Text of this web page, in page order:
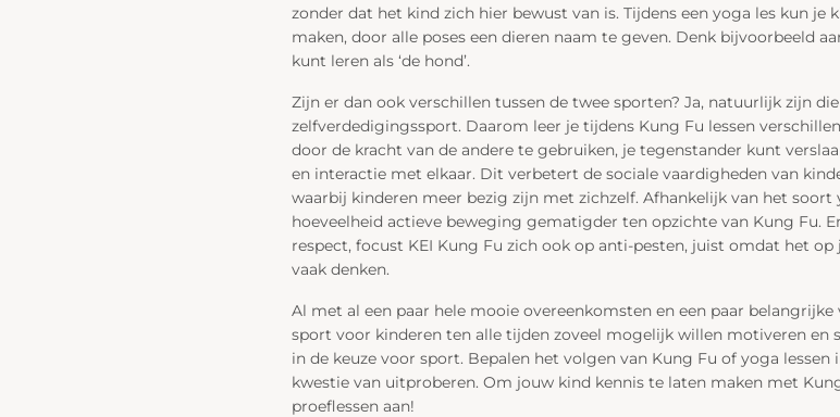
zonder dat het kind zich hier bewust van is. Tijdens een yoga les kun je
maken, door alle poses een dieren naam te geven. Denk bijvoorbeeld
kunt leren als ‘de hond’.
Zijn er dan ook verschillen tussen de twee sporten? Ja, natuurlijk zijn
zelfverdedigingssport. Daarom leer je tijdens Kung Fu lessen
door de kracht van de andere te gebruiken, je tegenstander kunt
en interactie met elkaar. Dit verbetert de sociale vaardigheden van
waarbij kinderen meer bezig zijn met zichzelf. Afhankelijk van het
hoeveelheid actieve beweging gematigder ten opzichte van Kung Fu.
respect, focust KEI Kung Fu zich ook op anti-pesten, juist omdat het
vaak denken.
Al met al een paar hele mooie overeenkomsten en een paar
sport voor kinderen ten alle tijden zoveel mogelijk willen motiveren en
in de keuze voor sport. Bepalen het volgen van Kung Fu of yoga
kwestie van uitproberen. Om jouw kind kennis te laten maken met
proeflessen aan!